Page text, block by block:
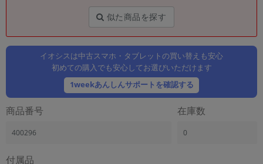
似た商品を探す
イオシスは中古スマホ・タブレットの買い替えも安心
初めての購入でも安心してお選びいただけます
1weekあんしんサポートを確認する
商品番号
400296
在庫数
0
付属品
メーカー
製造、販売メーカーの絞り込み
機能・特徴
商品の搭載機能による絞り込み